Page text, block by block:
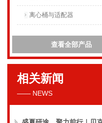
离心桶与适配器
查看全部产品
相关新闻
—— NEWS